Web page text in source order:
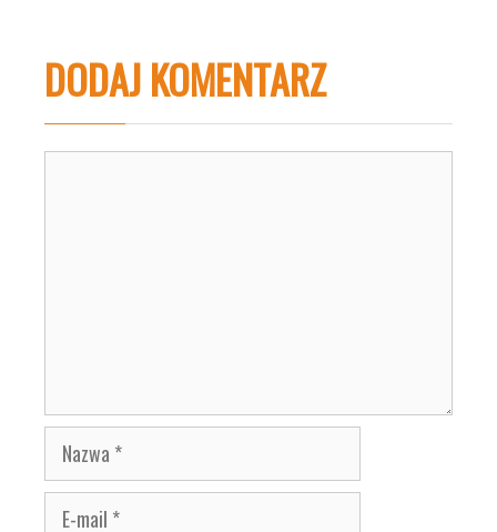
DODAJ KOMENTARZ
Nazwa
E-